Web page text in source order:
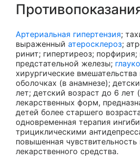
Артериальная гипертензия;
выраженный атеросклероз;
ринит; гипертиреоз; порфирия;
предстательной железы;
хирургические
оболочках (в анамнезе);
лет; детский возраст до 6 лет
лекарственных форм,
детей более старшего
одновременная терапия
трициклическими
повышенная
лекарственного средства.